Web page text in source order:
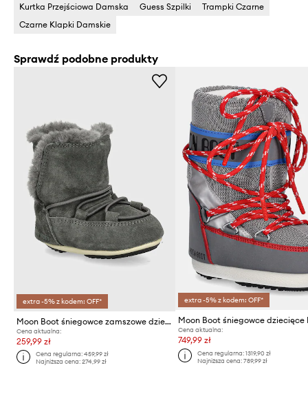
Kurtka Przejściowa Damska
Guess Szpilki
Trampki Czarne
Czarne Klapki Damskie
Sprawdź podobne produkty
extra -5% z kodem: OFF*
Moon Boot śniegowce zamszowe dziecięce CRIB SUEDE
Cena aktualna:
259,99 zł
Cena regularna:459,99 zł
Najniższa cena:274,99 zł
extra -5% z kodem: OFF*
Cena aktualna:
749,99 zł
Cena regularna: 1319,90 zł
Najniższa cena: 789,99 zł